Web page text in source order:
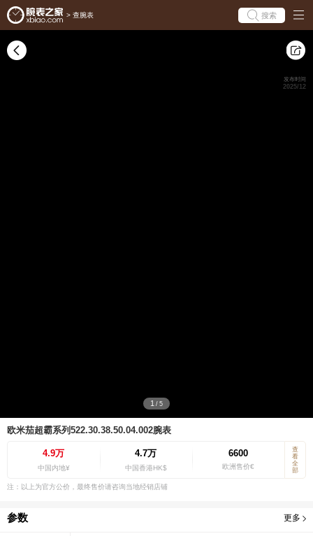
> 查腕表 搜索
1 / 5
发布时间
2025/12
欧米茄超霸系列522.30.38.50.04.002腕表
4.9万
中国内地¥
4.7万
中国香港HK$
6600
欧洲售价€
查
看
全
部
注：以上为官方公价，最终售价请咨询当地经销店铺
参数 更多